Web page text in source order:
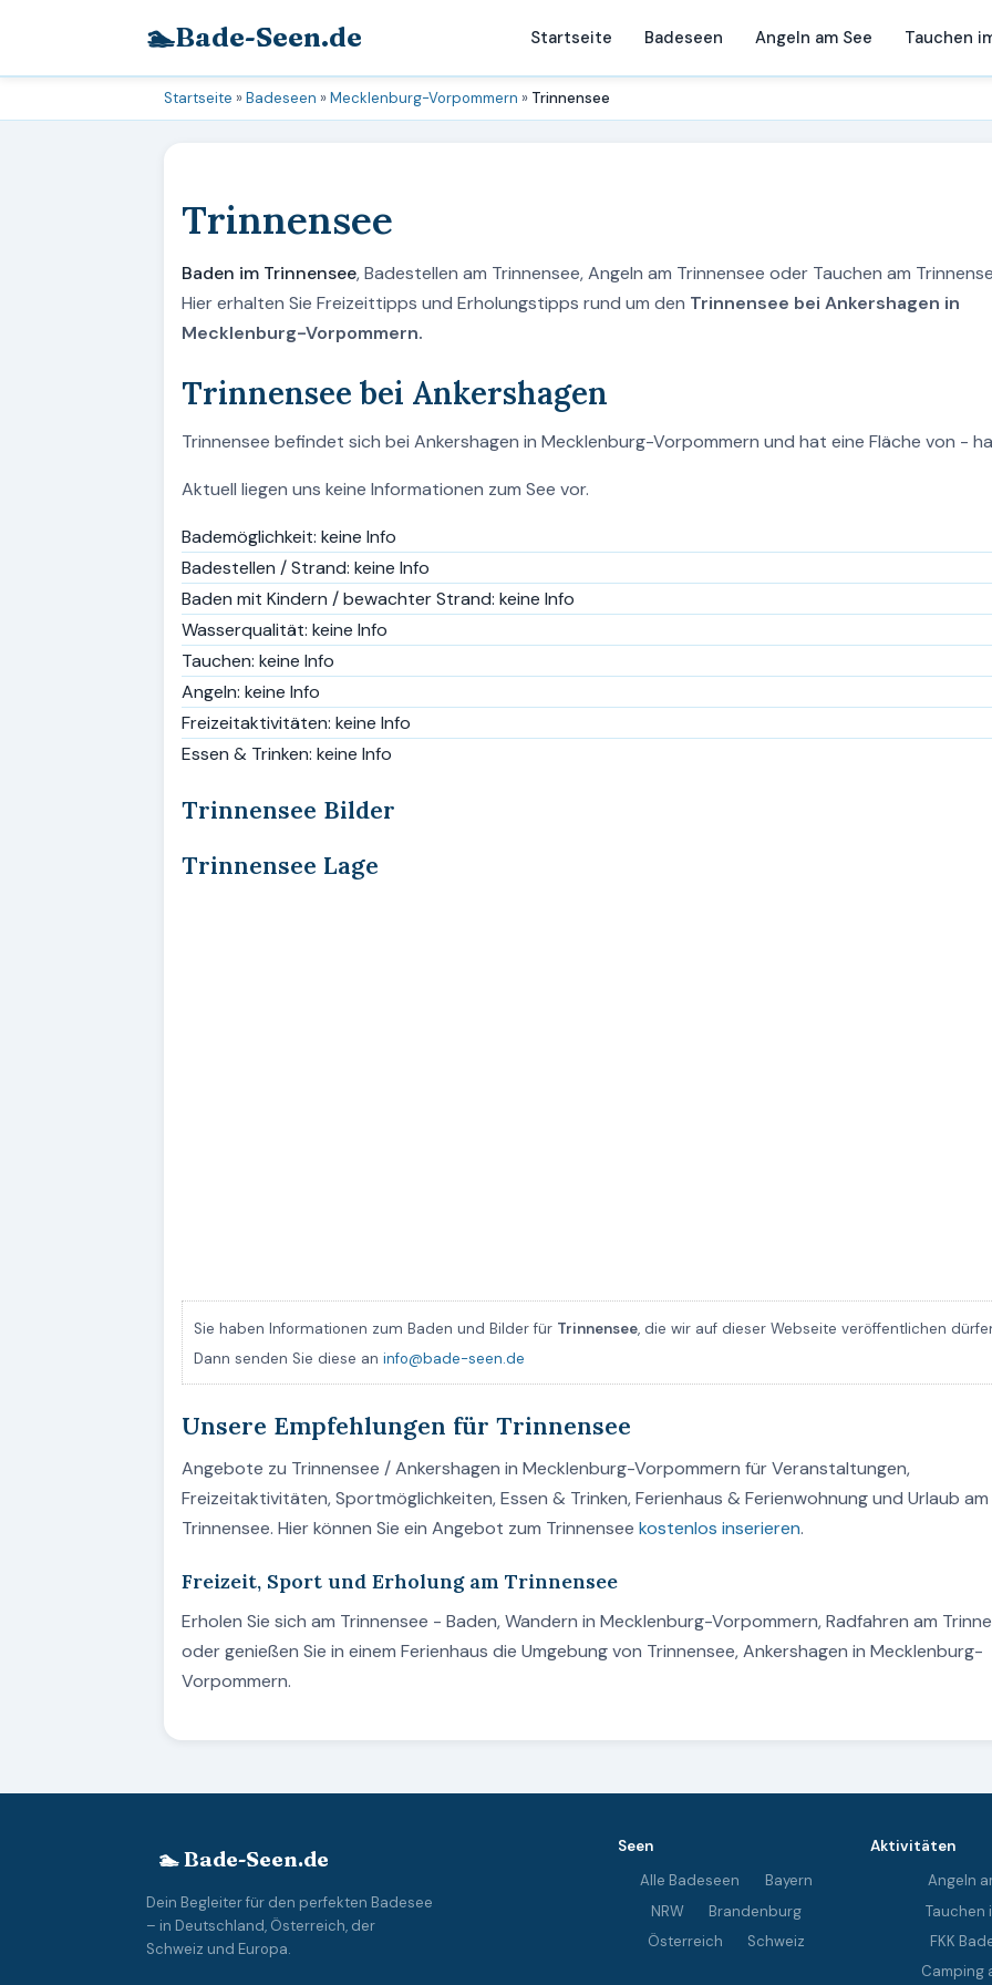
🏊Bade-Seen.de Startseite Badeseen Angeln am See Tauchen
Startseite »Badeseen »Mecklenburg-Vorpommern » Trinnensee
Trinnensee
Baden im Trinnensee, Badestellen am Trinnensee, Angeln am Trinnensee oder Tauchen am
Hier erhalten Sie Freizeittipps und Erholungstipps rund um den Trinnensee bei Ankershagen in
Mecklenburg-Vorpommern.
Trinnensee bei Ankershagen
Trinnensee befindet sich bei Ankershagen in Mecklenburg-Vorpommern und hat eine Fläche von -
Aktuell liegen uns keine Informationen zum See vor.
Bademöglichkeit: keine Info
Badestellen / Strand: keine Info
Baden mit Kindern / bewachter Strand: keine Info
Wasserqualität: keine Info
Tauchen: keine Info
Angeln: keine Info
Freizeitaktivitäten: keine Info
Essen & Trinken: keine Info
Trinnensee Bilder
Trinnensee Lage
Sie haben Informationen zum Baden und Bilder für Trinnensee, die wir auf dieser Webseite veröffentlichen
Dann senden Sie diese an info@bade-seen.de
Unsere Empfehlungen für Trinnensee
Angebote zu Trinnensee / Ankershagen in Mecklenburg-Vorpommern für Veranstaltungen,
Freizeitaktivitäten, Sportmöglichkeiten, Essen & Trinken, Ferienhaus & Ferienwohnung und Urlaub am
Trinnensee. Hier können Sie ein Angebot zum Trinnensee kostenlos inserieren.
Freizeit, Sport und Erholung am Trinnensee
Erholen Sie sich am Trinnensee - Baden, Wandern in Mecklenburg-Vorpommern, Radfahren am
oder genießen Sie in einem Ferienhaus die Umgebung von Trinnensee, Ankershagen in Mecklenburg-
Vorpommern.
🏊 Bade-Seen.de
Dein Begleiter für den perfekten Badesee
– in Deutschland, Österreich, der
Schweiz und Europa.
Seen
Alle Badeseen
Bayern
NRW
Brandenburg
Österreich
Schweiz
Aktivitäten
Angeln
Tauchen
FKK
Camping